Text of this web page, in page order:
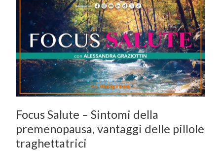
Focus Salute – Sintomi della
premenopausa, vantaggi delle pillole
traghettatrici
della
premenopausa,
vantaggi
delle
pillole